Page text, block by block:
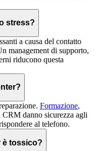
stress?
a causa del contatto
management di supporto,
riducono questa
Formazione,
CRM danno sicurezza agli
al telefono.
è tossico?